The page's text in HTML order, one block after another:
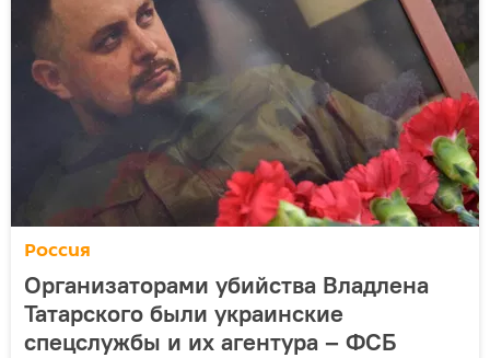
Россия
Организаторами убийства Владлена
Татарского были украинские
спецслужбы и их агентура – ФСБ